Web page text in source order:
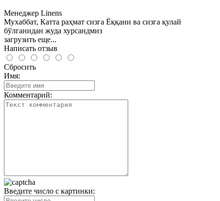
Менеджер Linens
Мухаббат, Катта раҳмат сизга Ёққани ва сизга қулай
бўлганидан жуда хурсандмиз
загрузить еще...
Написать отзыв
Сбросить
Имя:
Комментарий:
Введите число с картинки: